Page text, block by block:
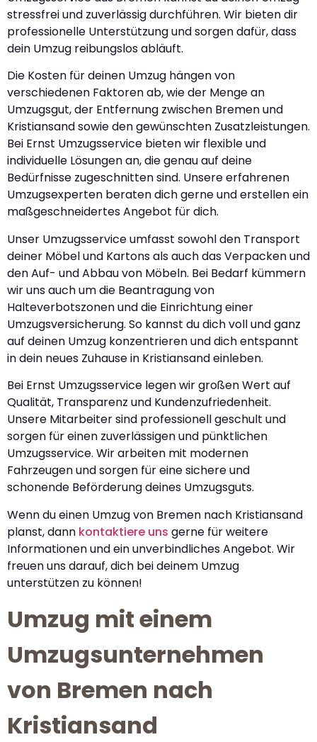
stressfrei und zuverlässig durchführen. Wir bieten dir
professionelle Unterstützung und sorgen dafür, dass
dein Umzug reibungslos abläuft.
Die Kosten für deinen Umzug hängen von
verschiedenen Faktoren ab, wie der Menge an
Umzugsgut, der Entfernung zwischen Bremen und
Kristiansand sowie den gewünschten Zusatzleistungen.
Bei Ernst Umzugsservice bieten wir flexible und
individuelle Lösungen an, die genau auf deine
Bedürfnisse zugeschnitten sind. Unsere erfahrenen
Umzugsexperten beraten dich gerne und erstellen ein
maßgeschneidertes Angebot für dich.
Unser Umzugsservice umfasst sowohl den Transport
deiner Möbel und Kartons als auch das Verpacken und
den Auf- und Abbau von Möbeln. Bei Bedarf kümmern
wir uns auch um die Beantragung von
Halteverbotszonen und die Einrichtung einer
Umzugsversicherung. So kannst du dich voll und ganz
auf deinen Umzug konzentrieren und dich entspannt
in dein neues Zuhause in Kristiansand einleben.
Bei Ernst Umzugsservice legen wir großen Wert auf
Qualität, Transparenz und Kundenzufriedenheit.
Unsere Mitarbeiter sind professionell geschult und
sorgen für einen zuverlässigen und pünktlichen
Umzugsservice. Wir arbeiten mit modernen
Fahrzeugen und sorgen für eine sichere und
schonende Beförderung deines Umzugsguts.
Wenn du einen Umzug von Bremen nach Kristiansand
planst, dann kontaktiere uns gerne für weitere
Informationen und ein unverbindliches Angebot. Wir
freuen uns darauf, dich bei deinem Umzug
unterstützen zu können!
Umzug mit einem
Umzugsunternehmen
von Bremen nach
Kristiansand